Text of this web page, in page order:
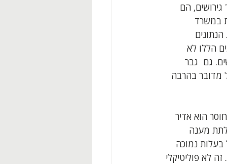
הם
במשרד
גרושים. הנתונים הללו לא
גם  גבר
מדובר בהרבה
הוא אדיר
מענה
בעלות נמוכה
לא פוליטיקלי